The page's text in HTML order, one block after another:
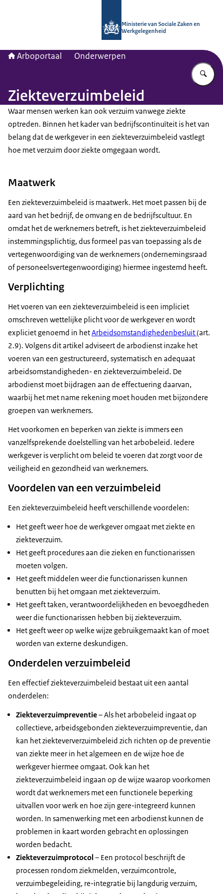
Ministerie van Sociale Zaken en
Werkgelegenheid
Arboportaal Onderwerpen
Ziekteverzuimbeleid
Waar mensen werken kan ook verzuim vanwege ziekte
optreden. Binnen het kader van bedrijfscontinuïteit is het van
belang dat de werkgever in een ziekteverzuimbeleid vastlegt
hoe met verzuim door ziekte omgegaan wordt.
Maatwerk
Een ziekteverzuimbeleid is maatwerk. Het moet passen bij de
aard van het bedrijf, de omvang en de bedrijfscultuur. En
omdat het de werknemers betreft, is het ziekteverzuimbeleid
instemmingsplichtig, dus formeel pas van toepassing als de
vertegenwoordiging van de werknemers (ondernemingsraad
of personeelsvertegenwoordiging) hiermee ingestemd heeft.
Verplichting
Het voeren van een ziekteverzuimbeleid is een impliciet
omschreven wettelijke plicht voor de werkgever en wordt
expliciet genoemd in hetArbeidsomstandighedenbesluit(art.
2.9). Volgens dit artikel adviseert de arbodienst inzake het
voeren van een gestructureerd, systematisch en adequaat
arbeidsomstandigheden- en ziekteverzuimbeleid. De
arbodienst moet bijdragen aan de effectuering daarvan,
waarbij het met name rekening moet houden met bijzondere
groepen van werknemers.
Het voorkomen en beperken van ziekte is immers een
vanzelfsprekende doelstelling van het arbobeleid. Iedere
werkgever is verplicht om beleid te voeren dat zorgt voor de
veiligheid en gezondheid van werknemers.
Voordelen van een verzuimbeleid
Een ziekteverzuimbeleid heeft verschillende voordelen:
Het geeft weer hoe de werkgever omgaat met ziekte en
ziekteverzuim.
Het geeft procedures aan die zieken en functionarissen
moeten volgen.
Het geeft middelen weer die functionarissen kunnen
benutten bij het omgaan met ziekteverzuim.
Het geeft taken, verantwoordelijkheden en bevoegdheden
weer die functionarissen hebben bij ziekteverzuim.
Het geeft weer op welke wijze gebruikgemaakt kan of moet
worden van externe deskundigen.
Onderdelen verzuimbeleid
Een effectief ziekteverzuimbeleid bestaat uit een aantal
onderdelen:
Ziekteverzuimpreventie– Als het arbobeleid ingaat op
collectieve, arbeidsgebonden ziekteverzuimpreventie, dan
kan het ziekteververzuimbeleid zich richten op de preventie
van ziekte meer in het algemeen en de wijze hoe de
werkgever hiermee omgaat. Ook kan het
ziekteverzuimbeleid ingaan op de wijze waarop voorkomen
wordt dat werknemers met een functionele beperking
uitvallen voor werk en hoe zijn gere-integreerd kunnen
worden. In samenwerking met een arbodienst kunnen de
problemen in kaart worden gebracht en oplossingen
worden bedacht.
Ziekteverzuimprotocol – Een protocol beschrijft de
processen rondom ziekmelden, verzuimcontrole,
verzuimbegeleiding, re-integratie bij langdurig verzuim,